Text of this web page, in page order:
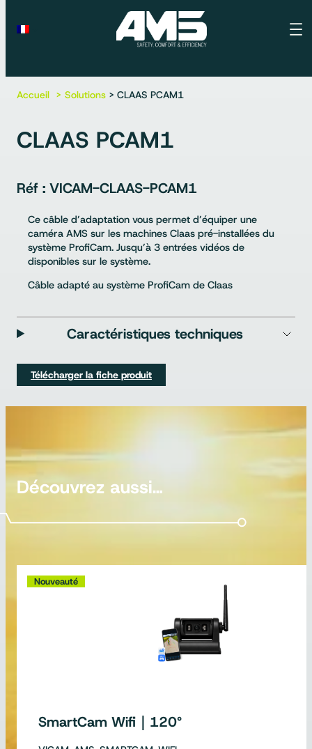
Accueil Solutions > CLAAS PCAM1
CLAAS PCAM1
VICAM-CLAAS-PCAM1
Ce câble d’adaptation vous permet d’équiper une
caméra AMS sur les machines Claas pré-installées du
système ProfiCam. Jusqu’à 3 entrées vidéos de
disponibles sur le système.
Câble adapté au système ProfiCam de Claas
Caractéristiques techniques
Télécharger la fiche produit
Découvrez aussi…
Nouveauté
SmartCam Wifi｜120°